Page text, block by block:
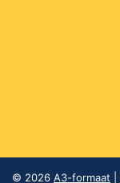
© 2026 A3-formaat